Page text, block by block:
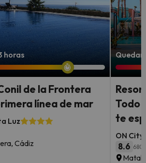
horas
de la Frontera
línea de mar
Luz
Cádiz
Quedan
Todo
te
ON City
8.6 680